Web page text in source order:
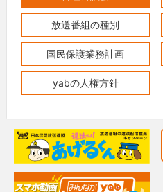
放送番組の種別
国民保護業務計画
yabの人権方針